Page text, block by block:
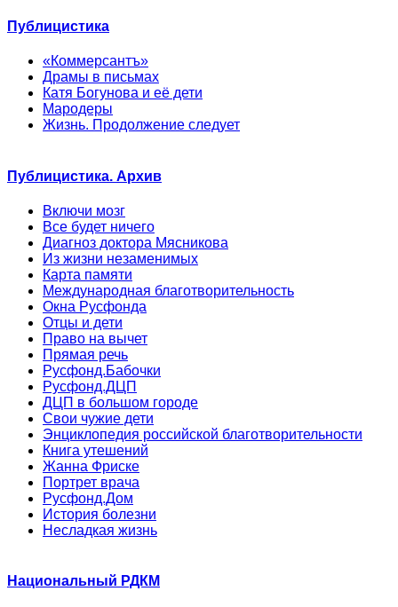
Публицистика
«Коммерсантъ»
Драмы в письмах
Катя Богунова и её дети
Мародеры
Жизнь. Продолжение следует
Публицистика. Архив
Включи мозг
Все будет ничего
Диагноз доктора Мясникова
Из жизни незаменимых
Карта памяти
Международная благотворительность
Окна Русфонда
Отцы и дети
Право на вычет
Прямая речь
Русфонд.Бабочки
Русфонд.ДЦП
ДЦП в большом городе
Свои чужие дети
Энциклопедия российской благотворительности
Книга утешений
Жанна Фриске
Портрет врача
Русфонд.Дом
История болезни
Несладкая жизнь
Национальный РДКМ